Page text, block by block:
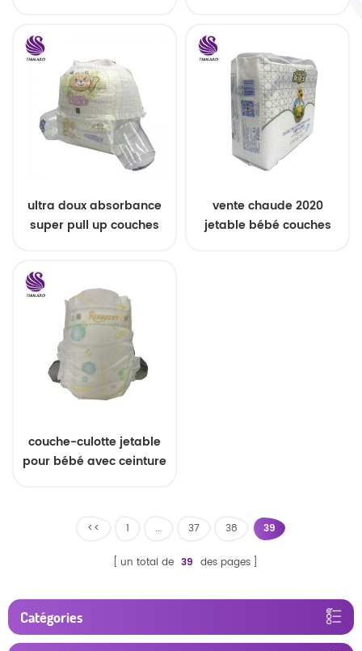
ultra doux absorbance
super pull up couches
vente chaude 2020
jetable bébé couches
couche-culotte jetable
pour bébé avec ceinture
<< 1 ... 37 38 39
un total de 39 des pages
Catégories